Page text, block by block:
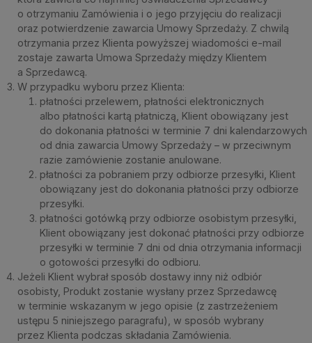
o otrzymaniu Zamówienia i o jego przyjęciu do realizacji
oraz potwierdzenie zawarcia Umowy Sprzedaży. Z chwilą
otrzymania przez Klienta powyższej wiadomości e-mail
zostaje zawarta Umowa Sprzedaży między Klientem
a Sprzedawcą.
W przypadku wyboru przez Klienta:
płatności przelewem, płatności elektronicznych
albo płatności kartą płatniczą, Klient obowiązany jest
do dokonania płatności w terminie 7 dni kalendarzowych
od dnia zawarcia Umowy Sprzedaży – w przeciwnym
razie zamówienie zostanie anulowane.
płatności za pobraniem przy odbiorze przesyłki, Klient
obowiązany jest do dokonania płatności przy odbiorze
przesyłki.
płatności gotówką przy odbiorze osobistym przesyłki,
Klient obowiązany jest dokonać płatności przy odbiorze
przesyłki w terminie 7 dni od dnia otrzymania informacji
o gotowości przesyłki do odbioru.
Jeżeli Klient wybrał sposób dostawy inny niż odbiór
osobisty, Produkt zostanie wysłany przez Sprzedawcę
w terminie wskazanym w jego opisie (z zastrzeżeniem
ustępu 5 niniejszego paragrafu), w sposób wybrany
przez Klienta podczas składania Zamówienia.